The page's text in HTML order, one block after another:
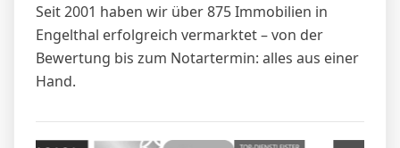
Seit 2001 haben wir über 875 Immobilien in
Engelthal erfolgreich vermarktet – von der
Bewertung bis zum Notartermin: alles aus einer
Hand.